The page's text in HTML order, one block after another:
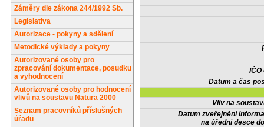
Záměry dle zákona 244/1992 Sb.
Legislativa
Autorizace - pokyny a sdělení
Metodické výklady a pokyny
Autorizované osoby pro
zpracování dokumentace, posudku
a vyhodnocení
Autorizované osoby pro hodnocení
vlivů na soustavu Natura 2000
Seznam pracovníků příslušných
úřadů
IČO
Datum a čas
Vliv na
Datum zveřejnění
na úřední desce